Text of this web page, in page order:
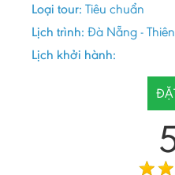
Loại tour: Tiêu chuẩn
Lịch trình: Đà Nẵng -
Lịch khởi hành: